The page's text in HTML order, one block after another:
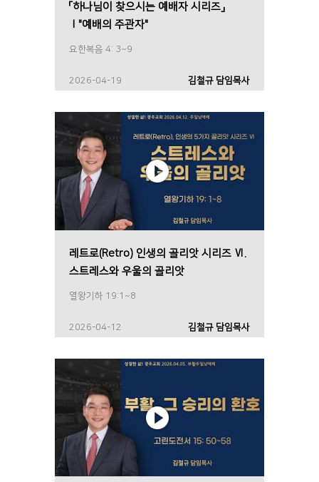
「하나님이 찾으시는 예배자 시리즈」
Ⅰ"예배의 주관자"
요한복음 4: 3~9
2026-04-19 김철규 담임목사
레트로(Retro) 인생의 골리앗 시리즈 Ⅵ.
스트레스와 우울의 골리앗
열왕기하 19:1~8
2026-04-12 김철규 담임목사